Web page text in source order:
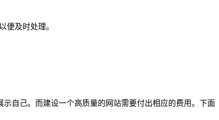
便及时处理。
自己。而建设一个高质量的网站需要付出相应的费用。下面